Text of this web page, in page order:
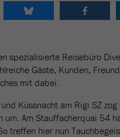
spezialisierte Reisebüro
Gäste, Kunden,
mit dabei.
Küssnacht am Rigi SZ
um. Am Stauffacherquai 54
treffen hier nun